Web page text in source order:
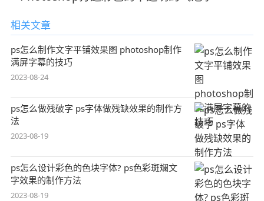
相关文章
ps怎么制作文字平铺效果图 photoshop制作
满屏字幕的技巧
2023-08-24
ps怎么做残破字 ps字体做残缺效果的制作方
法
2023-08-19
ps怎么设计彩色的色块字体? ps色彩斑斓文
字效果的制作方法
2023-08-19